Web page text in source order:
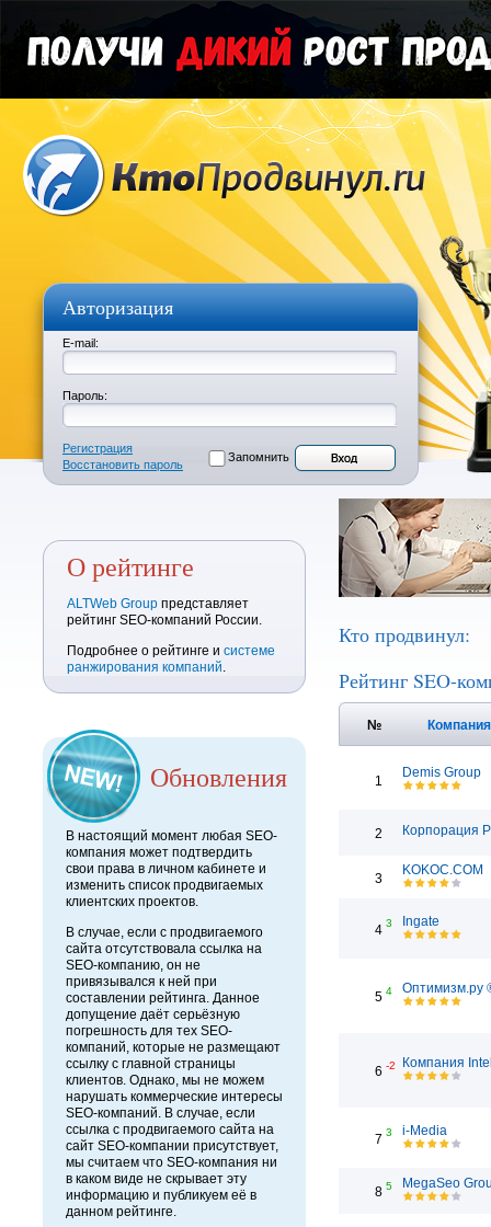
Авторизация
E-mail:
Пароль:
Регистрация
Восстановить пароль
Запомнить
О рейтинге
ALTWeb Group представляет
рейтинг SEO-компаний России.
Подробнее о рейтинге и системе
ранжирования компаний.
Обновления
В настоящий момент любая SEO-
компания может подтвердить
свои права в личном кабинете и
изменить список продвигаемых
клиентских проектов.
В случае, если с продвигаемого
сайта отсутствовала ссылка на
SEO-компанию, он не
привязывался к ней при
составлении рейтинга. Данное
допущение даёт серьёзную
погрешность для тех SEO-
компаний, которые не размещают
ссылку с главной страницы
клиентов. Однако, мы не можем
нарушать коммерческие интересы
SEO-компаний. В случае, если
ссылка с продвигаемого сайта на
сайт SEO-компании присутствует,
мы считаем что SEO-компания ни
в каком виде не скрывает эту
информацию и публикуем её в
данном рейтинге.
Кто продвинул:
Рейтинг SEO-
№
1
Demis Group
2 Корпорация
3
KOKOC.COM
4 3 Ingate
5 4 Оптимизм.ру
6 -2 Компания
7 3 i-Media
8 5 MegaSeo